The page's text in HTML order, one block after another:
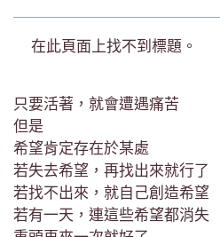
在此頁面上找不到標題。
只要活著，就會遭遇痛苦
但是
希望肯定存在於某處
若失去希望，再找出來就行了
若找不出來，就自己創造希望
若有一天，連這些希望都消失